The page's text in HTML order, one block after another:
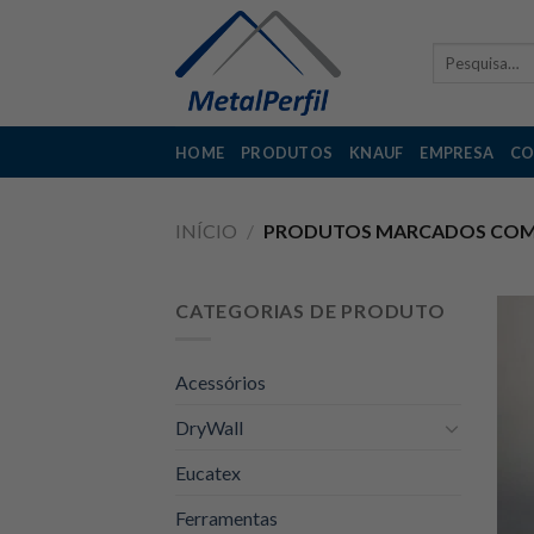
Pesquisar
HOME PRODUTOS KNAUF EMPRESA
INÍCIO / PRODUTOS MARCADOS
CATEGORIAS DE PRODUTO
Acessórios
DryWall
Eucatex
Ferramentas